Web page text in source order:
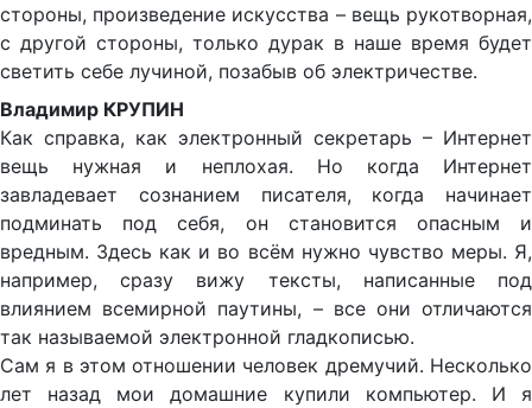
стороны, произведение искусства – вещь рукотворная,
с другой стороны, только дурак в наше время будет
светить себе лучиной, позабыв об электричестве.
Владимир КРУПИН
Как справка, как электронный секретарь – Интернет
вещь нужная и неплохая. Но когда Интернет
завладевает сознанием писателя, когда начинает
подминать под себя, он становится опасным и
вредным. Здесь как и во всём нужно чувство меры. Я,
например, сразу вижу тексты, написанные под
влиянием всемирной паутины, – все они отличаются
так называемой электронной гладкописью.
Сам я в этом отношении человек дремучий. Несколько
лет назад мои домашние купили компьютер. И я